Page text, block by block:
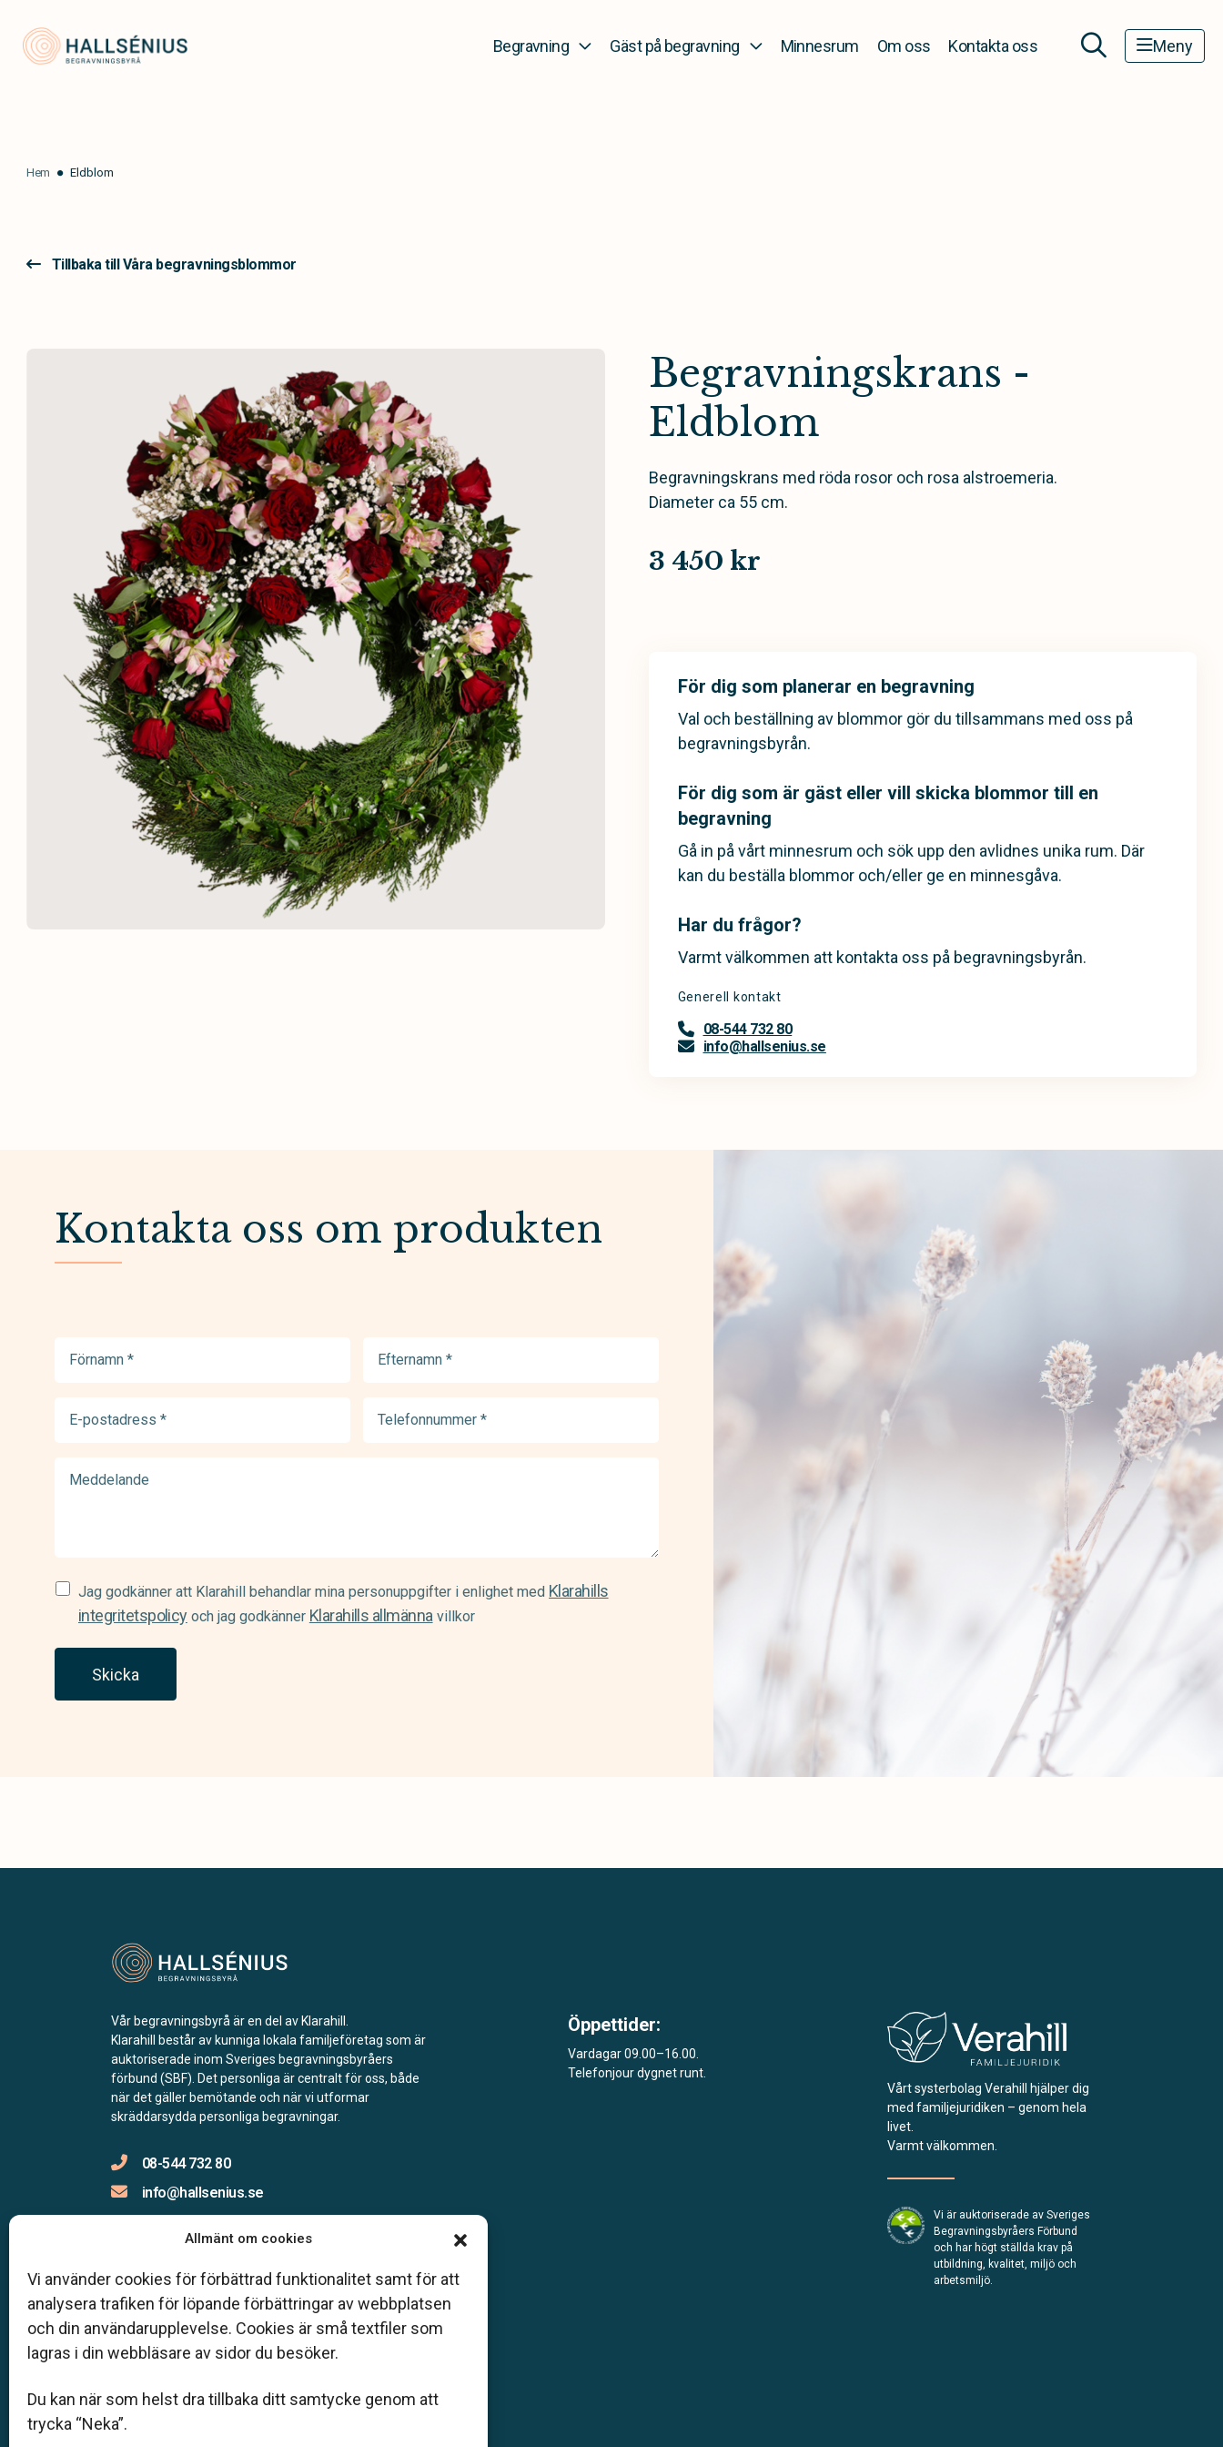
Allmänt om cookies
Vi använder cookies för förbättrad funktionalitet samt för att
analysera trafiken för löpande förbättringar av webbplatsen
och din användarupplevelse. Cookies är små textfiler som
lagras i din webbläsare av sidor du besöker.
Du kan när som helst dra tillbaka ditt samtycke genom att
trycka “Neka”.
Begravning Gäst på begravning Minnesrum Om oss Kontakta oss Meny
Hem Eldblom
Tillbaka till Våra begravningsblommor
Begravningskrans -
Eldblom
Begravningskrans med röda rosor och rosa alstroemeria.
Diameter ca 55 cm.
3 450 kr
För dig som planerar en begravning
Val och beställning av blommor gör du tillsammans med oss på
begravningsbyrån.
För dig som är gäst eller vill skicka blommor till en
begravning
Gå in på vårt minnesrum och sök upp den avlidnes unika rum. Där
kan du beställa blommor och/eller ge en minnesgåva.
Har du frågor?
Varmt välkommen att kontakta oss på begravningsbyrån.
Generell kontakt
08-544 732 80
info@hallsenius.se
Kontakta oss om produkten
postadress
Samtycke
(Required)
Jag godkänner att Klarahill behandlar mina personuppgifter i enlighet med Klarahills
integritetspolicyoch jag godkänner Klarahills allmännavillkor
Skicka
Vår begravningsbyrå är en del av Klarahill.
Klarahill består av kunniga lokala familjeföretag som är
auktoriserade inom Sveriges begravningsbyråers
förbund (SBF). Det personliga är centralt för oss, både
när det gäller bemötande och när vi utformar
skräddarsydda personliga begravningar.
08-544 732 80
info@hallsenius.se
Jourtelefon
Du når oss dygnet runt på:
Täby – 08-544 732 80
Stockholm –08-545 426 50
Lidingö –08-731 66 90
Åkersberga –
Öppettider:
Vardagar 09.00–16.00.
Telefonjour dygnet runt.
Vårt systerbolag Verahill hjälper dig
med familjejuridiken – genom hela
livet.
Varmt välkommen.
Vi är auktoriserade av Sveriges
Begravningsbyråers Förbund
och har högt ställda krav på
utbildning, kvalitet, miljö och
arbetsmiljö.